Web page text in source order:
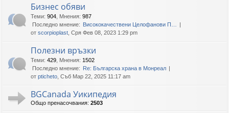
Бизнес обяви
Теми: 904 Мнения: 987
Последно мнение: Висококачествени Целофанови П…
от scorpioplast , Сря Фев 08, 2023 1:29 pm
Полезни връзки
Теми: 429 Мнения: 1502
Последно мнение: Re: Българска храна в Монреал
от pticheto , Съб Мар 22, 2025 11:17 am
BGCanada Уикипедия
Общо пренасочвания: 2503